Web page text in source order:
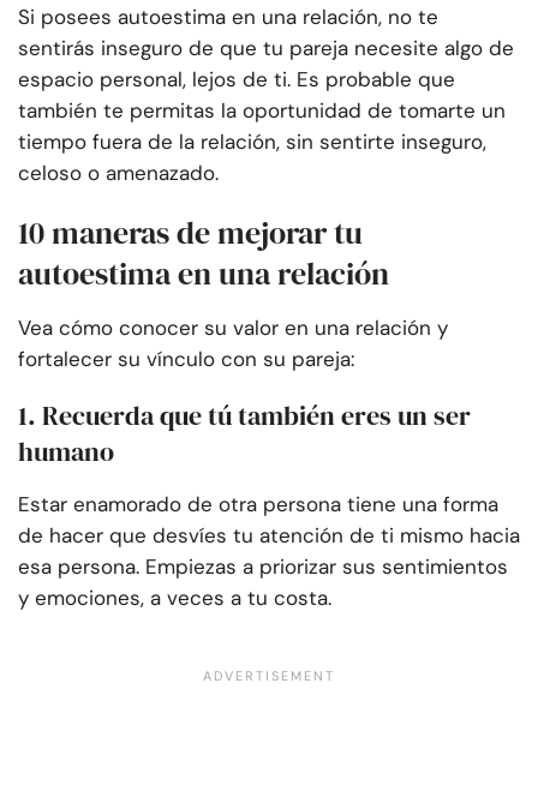
Si posees autoestima en una relación, no te
sentirás inseguro de que tu pareja necesite algo de
espacio personal, lejos de ti. Es probable que
también te permitas la oportunidad de tomarte un
tiempo fuera de la relación, sin sentirte inseguro,
celoso o amenazado.
10 maneras de mejorar tu
autoestima en una relación
Vea cómo conocer su valor en una relación y
fortalecer su vínculo con su pareja:
1. Recuerda que tú también eres un ser
humano
Estar enamorado de otra persona tiene una forma
de hacer que desvíes tu atención de ti mismo hacia
esa persona. Empiezas a priorizar sus sentimientos
y emociones, a veces a tu costa.